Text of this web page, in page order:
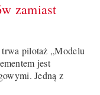
zamiast
pilotaż „Modelu
jest
Jedną z